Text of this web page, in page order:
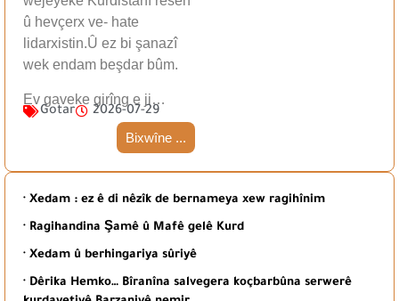
û hevçerx ve- hate
lidarxistin.Û ez bi şanazî
wek endam beşdar bûm.
Ev gaveke girîng e ji…
Gotar 2026-07-29
Bixwîne ...
· Xedam : ez ê di nêzîk de bernameya xew ragihînim
· Ragihandina Şamê û Mafê gelê Kurd
· Xedam û berhingariya sûriyê
· Dêrika Hemko… Bîranîna salvegera koçbarbûna serwerê